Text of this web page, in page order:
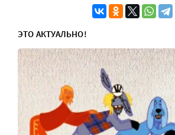
ЭТО АКТУАЛЬНО!